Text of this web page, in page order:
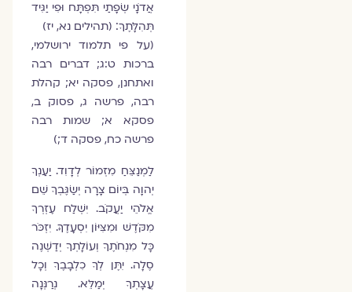
אֲדֹנָי שְׂפָתַי תִּפְתָּח וּפִי יַגִּיד
תְּהִלָּתֶךָ׃ (תהילים נא, יז)
(על פי תלמוד ירושלמי,
ברכות ט:ג; דברים רבה
ואתחנן, פסקה יא; קהלת
רבה, פרשה ג, פסוק ב,
פסקא א; שמות רבה
פרשה כח, פסקה ד;)
לַמְנַצֵּחַ מִזְמוֹר לְדָוִד. יַעַנְךָ
יְהוָה בְּיוֹם צָרָה יְשַׂגֶּבְךָ שֵׁם
אֱלֹהֵי יַעֲקֹב. יִשְׁלַח עֶזְרְךָ
מִקֹּדֶשׁ וּמִצִּיּוֹן יִסְעָדֶךָּ. יִזְכֹּר
כָּל מִנְחֹתֶךָ וְעוֹלָתְךָ יְדַשְּׁנֶה
סֶלָה. יִתֶּן לְךָ כִלְבָבֶךָ וְכָל
עֲצָתְךָ יְמַלֵּא. נְרַנְּנָה